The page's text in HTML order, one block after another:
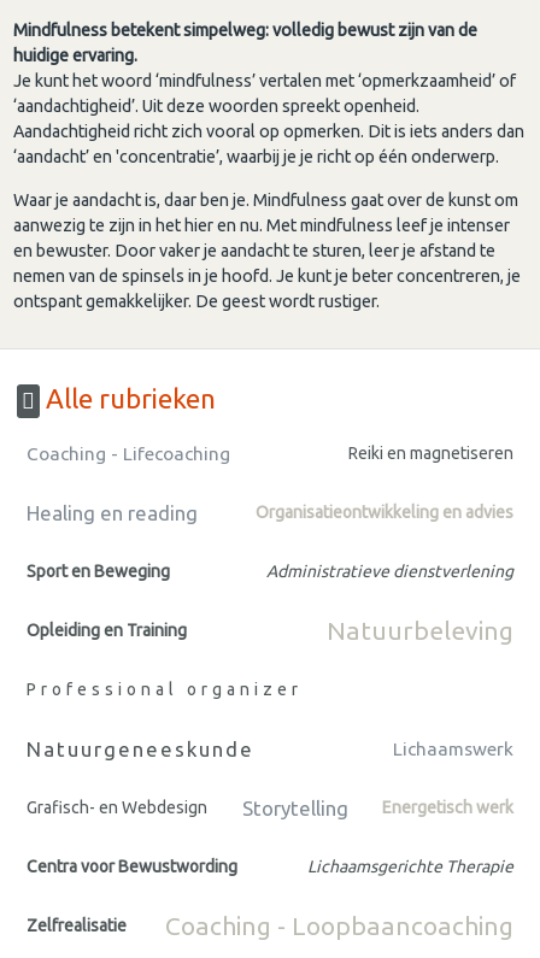
Mindfulness betekent simpelweg: volledig bewust zijn van de
huidige ervaring.
Je kunt het woord ‘mindfulness’ vertalen met ‘opmerkzaamheid’ of
‘aandachtigheid’. Uit deze woorden spreekt openheid.
Aandachtigheid richt zich vooral op opmerken. Dit is iets anders dan
‘aandacht’ en 'concentratie’, waarbij je je richt op één onderwerp.
Waar je aandacht is, daar ben je. Mindfulness gaat over de kunst om
aanwezig te zijn in het hier en nu. Met mindfulness leef je intenser
en bewuster. Door vaker je aandacht te sturen, leer je afstand te
nemen van de spinsels in je hoofd. Je kunt je beter concentreren, je
ontspant gemakkelijker. De geest wordt rustiger.
Alle rubrieken
Coaching - Lifecoaching Reiki en magnetiseren
Healing en reading Organisatieontwikkeling en advies
Sport en Beweging Administratieve dienstverlening
Opleiding en Training Natuurbeleving
Professional organizer
Natuurgeneeskunde Lichaamswerk
Grafisch- en Webdesign Storytelling Energetisch werk
Centra voor Bewustwording Lichaamsgerichte Therapie
Zelfrealisatie Coaching - Loopbaancoaching